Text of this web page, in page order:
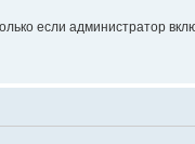
если администратор